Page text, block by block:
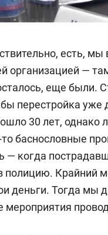
есть,
организацией —
еще были.
перестройка
30 лет, однако
то баснословные
— когда
полицию. Крайний
деньги. Тогда мы
мероприятия